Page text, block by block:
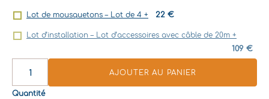
Lot de mousquetons – Lot de 4 + 22 €
Lot d’installation – Lot d’accessoires avec câble de 20m +
109 €
Quantité
AJOUTER AU PANIER